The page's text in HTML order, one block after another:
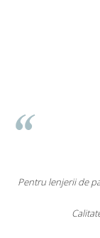
Pentru lenjerii de